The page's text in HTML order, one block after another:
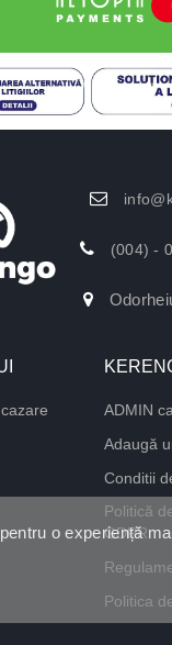
(004) -
ADMIN
Adaugă
Conditii
Politică
GDPR
Politica
o experiență